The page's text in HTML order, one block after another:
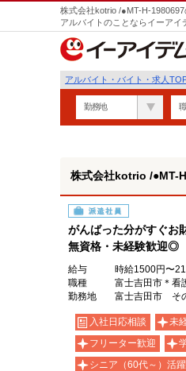
株式会社kotrio /●MT-H-
アルバイトのことならイーアイ
アルバイト・バイト・求人
勤務地
株式会社kotrio /●MT-
派遣社員
がんばった分がすぐお
無資格・未経験歓迎◎
給与
時給1500円〜
職種
富士吉田市＊看
勤務地
富士吉田市 そ
入社日応相談 未
フリーター歓迎
シニア（60代～）活